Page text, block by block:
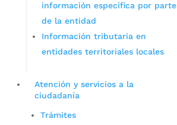
información específica por parte
de la entidad
Información tributaria en
entidades territoriales locales
Atención y servicios a la
ciudadanía
Trámites